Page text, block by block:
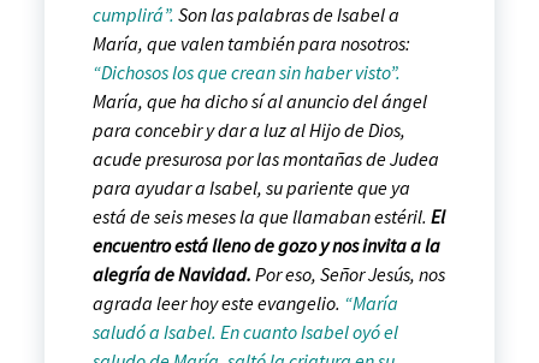
cumplirá”. Son las palabras de Isabel a
María, que valen también para nosotros:
“Dichosos los que crean sin haber visto”.
María, que ha dicho sí al anuncio del ángel
para concebir y dar a luz al Hijo de Dios,
acude presurosa por las montañas de Judea
para ayudar a Isabel, su pariente que ya
está de seis meses la que llamaban estéril. El
encuentro está lleno de gozo y nos invita a la
alegría de Navidad. Por eso, Señor Jesús, nos
agrada leer hoy este evangelio. “María
saludó a Isabel. En cuanto Isabel oyó el